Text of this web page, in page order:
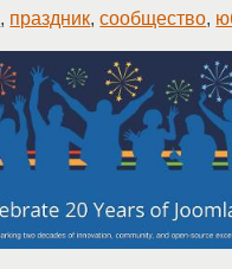
, праздник,сообщество,